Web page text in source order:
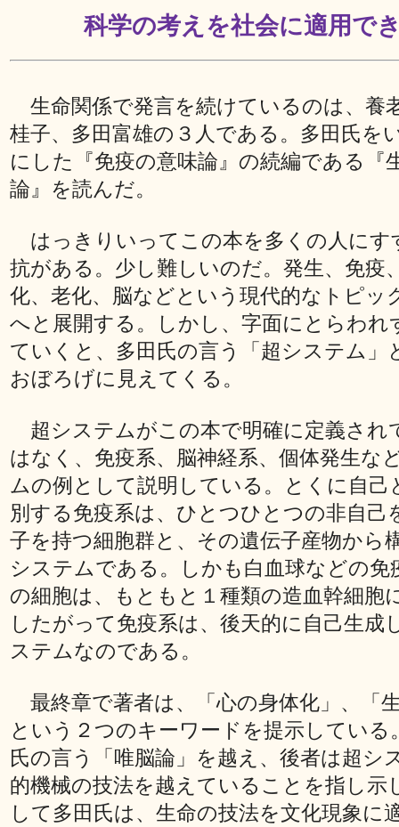
科学の考えを社会に適用で
生命関係で発言を続けているのは、養
桂子、多田富雄の３人である。多田氏を
にした『免疫の意味論』の続編である『
論』を読んだ。
はっきりいってこの本を多くの人にす
抗がある。少し難しいのだ。発生、免疫
化、老化、脳などという現代的なトピッ
へと展開する。しかし、字面にとらわれ
ていくと、多田氏の言う「超システム」
おぼろげに見えてくる。
超システムがこの本で明確に定義され
はなく、免疫系、脳神経系、個体発生な
ムの例として説明している。とくに自己
別する免疫系は、ひとつひとつの非自己
子を持つ細胞群と、その遺伝子産物から
システムである。しかも白血球などの免
の細胞は、もともと１種類の造血幹細胞
したがって免疫系は、後天的に自己生成
ステムなのである。
最終章で著者は、「心の身体化」、「
という２つのキーワードを提示している
氏の言う「唯脳論」を越え、後者は超シ
的機械の技法を越えていることを指し示
して多田氏は、生命の技法を文化現象に